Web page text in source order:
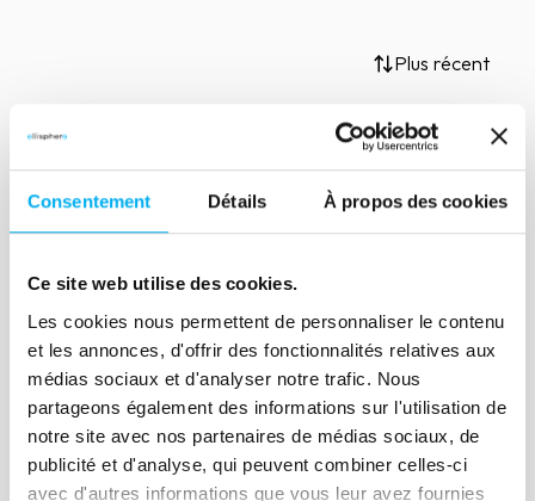
Consentement Détails À propos des cookies
Ce site web utilise des cookies.
Les cookies nous permettent de personnaliser le contenu
et les annonces, d'offrir des fonctionnalités relatives aux
médias sociaux et d'analyser notre trafic. Nous
partageons également des informations sur l'utilisation de
notre site avec nos partenaires de médias sociaux, de
publicité et d'analyse, qui peuvent combiner celles-ci
avec d'autres informations que vous leur avez fournies
Plus récent
Article
Fake news et credit
18 novembre 2020 Risk management
Points essentiels de l'utilisation des
informations sur internet par le crédit
manager : l'analyse et le sens critique
raisonné.